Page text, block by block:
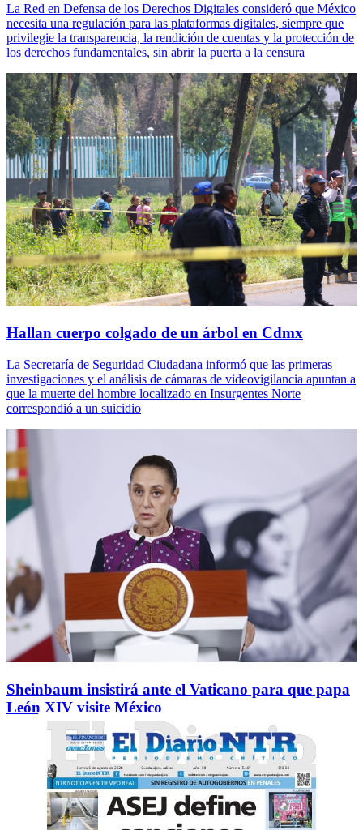
La Red en Defensa de los Derechos Digitales consideró que México
necesita una regulación para las plataformas digitales, siempre que
privilegie la transparencia, la rendición de cuentas y la protección de
los derechos fundamentales, sin abrir la puerta a la censura
Hallan cuerpo colgado de un árbol en Cdmx
La Secretaría de Seguridad Ciudadana informó que las primeras
investigaciones y el análisis de cámaras de videovigilancia apuntan a
que la muerte del hombre localizado en Insurgentes Norte
correspondió a un suicidio
Sheinbaum insistirá ante el Vaticano para que papa
León XIV visite México